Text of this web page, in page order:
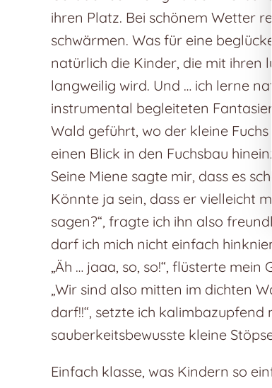
ihren Platz. Bei schönem Wetter
schwärmen. Was für eine
natürlich die Kinder, die mit ihren
langweilig wird. Und … ich lerne
instrumental begleiteten
Wald geführt, wo der kleine
einen Blick in den Fuchsbau
Seine Miene sagte mir, dass es
Könnte ja sein, dass er vielleicht
sagen?“, fragte ich ihn also
darf ich mich nicht einfach
„Äh … jaaa, so, so!“, flüsterte
„Wir sind also mitten im dichten
darf!!“, setzte ich
sauberkeitsbewusste kleine
Einfach klasse, was Kindern so